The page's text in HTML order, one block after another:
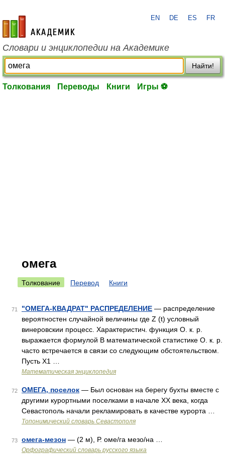
academic.ru
EN DE ES FR
Словари и энциклопедии на Академике
Найти!
Толкования Переводы Книги Игры ⚽
омега
Толкование Перевод Книги
71 "ОМЕГА-КВАДРАТ" РАСПРЕДЕЛЕНИЕ — распределение
вероятностен случайной величины где Z (t) условный
винеровскии процесс. Характеристич. функция О. к. р.
выражается формулой В математической статистике О. к. р.
часто встречается в связи со следующим обстоятельством.
Пусть X1 …
Математическая энциклопедия
72 ОМЕГА, поселок — Был основан на берегу бухты вместе с
другими курортными поселками в начале ХХ века, когда
Севастополь начали рекламировать в качестве курорта …
Топонимический словарь Севастополя
73 омега-мезон — (2 м), Р. оме/га мезо/на …
Орфографический словарь русского языка